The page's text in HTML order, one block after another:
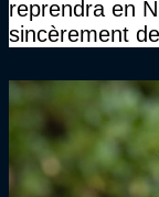
reprendra en
sincèrement